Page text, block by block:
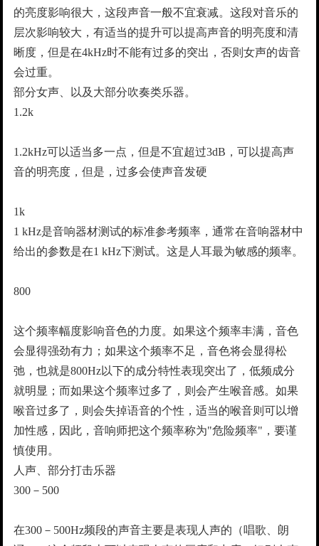
的亮度影响很大，这段声音一般不宜衰减。这段对音乐的
层次影响较大，有适当的提升可以提高声音的明亮度和清
晰度，但是在4kHz时不能有过多的突出，否则女声的齿音
会过重。
部分女声、以及大部分吹奏类乐器。
1.2k
1.2kHz可以适当多一点，但是不宜超过3dB，可以提高声
音的明亮度，但是，过多会使声音发硬
1k
1 kHz是音响器材测试的标准参考频率，通常在音响器材中
给出的参数是在1 kHz下测试。这是人耳最为敏感的频率。
800
这个频率幅度影响音色的力度。如果这个频率丰满，音色
会显得强劲有力；如果这个频率不足，音色将会显得松
弛，也就是800Hz以下的成分特性表现突出了，低频成分
就明显；而如果这个频率过多了，则会产生喉音感。如果
喉音过多了，则会失掉语音的个性，适当的喉音则可以增
加性感，因此，音响师把这个频率称为"危险频率"，要谨
慎使用。
人声、部分打击乐器
300－500
在300－500Hz频段的声音主要是表现人声的（唱歌、朗